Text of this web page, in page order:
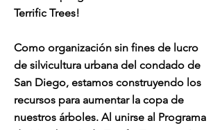
Terrific Trees!
Como organización sin fines de lucro
de silvicultura urbana del condado de
San Diego, estamos construyendo los
recursos para aumentar la copa de
nuestros árboles. Al unirse al Programa